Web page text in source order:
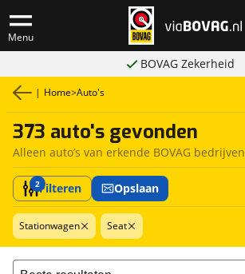
Menu
BOVAG Zekerheid
| Home>Auto's
373 auto's gevonden
Alleen auto’s van erkende BOVAG bedrijven
2Filteren Opslaan
Stationwagen Seat